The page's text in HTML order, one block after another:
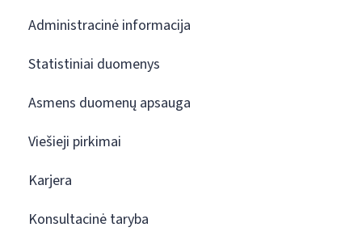
Administracinė informacija
Statistiniai duomenys
Asmens duomenų apsauga
Viešieji pirkimai
Karjera
Konsultacinė taryba